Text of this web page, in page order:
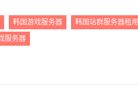
韩国游戏服务器
韩国站群服务器租用
服务器